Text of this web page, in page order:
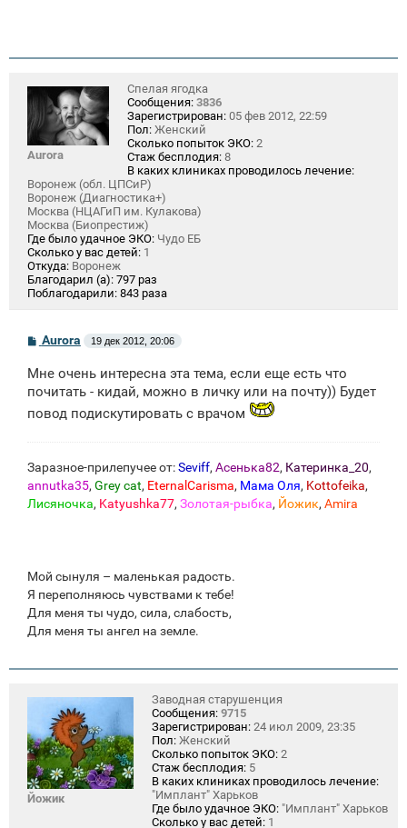
Aurora
Спелая ягодка
Сообщения: 3836
Зарегистрирован: 05 фев 2012, 22:59
Пол: Женский
Сколько попыток ЭКО: 2
Стаж бесплодия: 8
В каких клиниках проводилось лечение:
Воронеж (обл. ЦПСиР)
Воронеж (Диагностика+)
Москва (НЦАГиП им. Кулакова)
Москва (Биопрестиж)
Где было удачное ЭКО: Чудо ЕБ
Сколько у вас детей: 1
Откуда: Воронеж
Благодарил (а): 797 раз
Поблагодарили: 843 раза
С
б
щ
н
Aurora 19 дек 2012, 20:06
Мне очень интересна эта тема, если еще есть что
почитать - кидай, можно в личку или на почту)) Будет
повод подискутировать с врачом
Заразное-прилепучее от:Seviff, Асенька82, Катеринка_20,
annutka35, Grey cat, EternalCarisma, Мама Оля, Kottofeika,
Лисяночка, Katyushka77, Золотая-рыбка, Йожик, Amira
Мой сынуля – маленькая радость.
Я переполняюсь чувствами к тебе!
Для меня ты чудо, сила, слабость,
Для меня ты ангел на земле.
Йожик
Заводная старушенция
Сообщения: 9715
Зарегистрирован: 24 июл 2009, 23:35
Пол: Женский
Сколько попыток ЭКО: 2
Стаж бесплодия: 5
В каких клиниках проводилось лечение:
"Имплант" Харьков
Где было удачное ЭКО: "Имплант" Харьков
Сколько у вас детей: 1